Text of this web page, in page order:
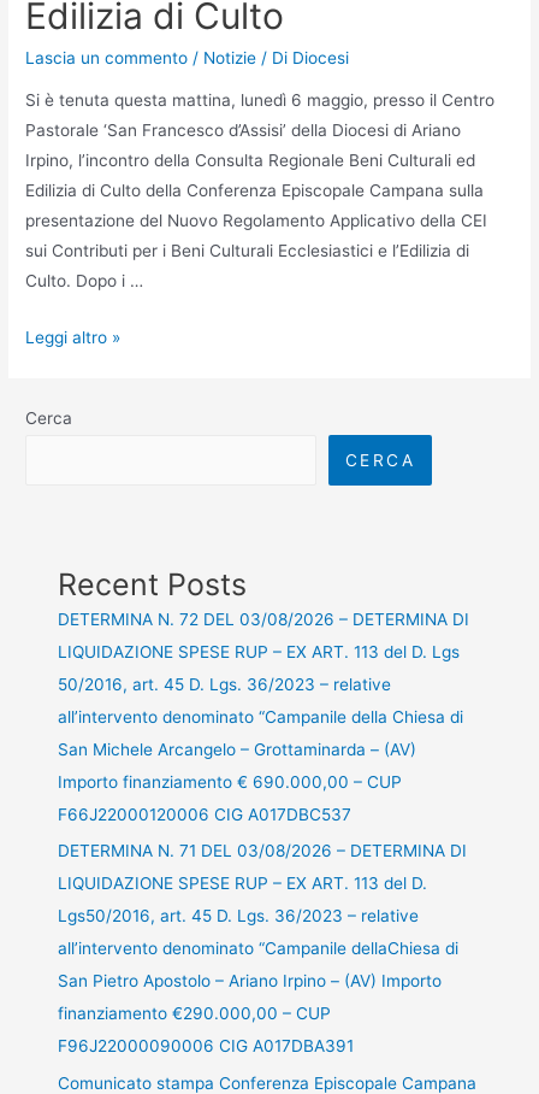
Edilizia di Culto
Lascia un commento / Notizie / Di Diocesi
Si è tenuta questa mattina, lunedì 6 maggio, presso il Centro
Pastorale ‘San Francesco d’Assisi’ della Diocesi di Ariano
Irpino, l’incontro della Consulta Regionale Beni Culturali ed
Edilizia di Culto della Conferenza Episcopale Campana sulla
presentazione del Nuovo Regolamento Applicativo della CEI
sui Contributi per i Beni Culturali Ecclesiastici e l’Edilizia di
Culto. Dopo i …
Leggi altro »
Cerca
CERCA
Recent Posts
DETERMINA N. 72 DEL 03/08/2026 – DETERMINA DI
LIQUIDAZIONE SPESE RUP – EX ART. 113 del D. Lgs
50/2016, art. 45 D. Lgs. 36/2023 – relative
all’intervento denominato “Campanile della Chiesa di
San Michele Arcangelo – Grottaminarda – (AV)
Importo finanziamento € 690.000,00 – CUP
F66J22000120006 CIG A017DBC537
DETERMINA N. 71 DEL 03/08/2026 – DETERMINA DI
LIQUIDAZIONE SPESE RUP – EX ART. 113 del D.
Lgs50/2016, art. 45 D. Lgs. 36/2023 – relative
all’intervento denominato “Campanile dellaChiesa di
San Pietro Apostolo – Ariano Irpino – (AV) Importo
finanziamento €290.000,00 – CUP
F96J22000090006 CIG A017DBA391
Comunicato stampa Conferenza Episcopale Campana